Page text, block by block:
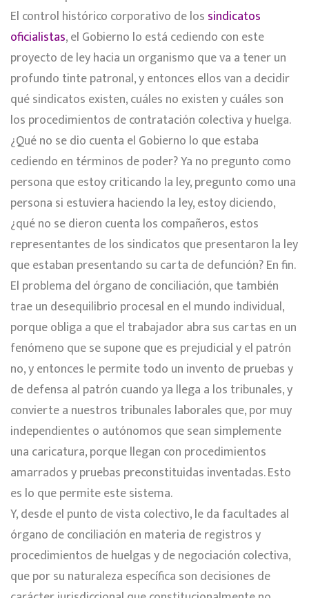
El control histórico corporativo de los sindicatos
oficialistas, el Gobierno lo está cediendo con este
proyecto de ley hacia un organismo que va a tener un
profundo tinte patronal, y entonces ellos van a decidir
qué sindicatos existen, cuáles no existen y cuáles son
los procedimientos de contratación colectiva y huelga.
¿Qué no se dio cuenta el Gobierno lo que estaba
cediendo en términos de poder? Ya no pregunto como
persona que estoy criticando la ley, pregunto como una
persona si estuviera haciendo la ley, estoy diciendo,
¿qué no se dieron cuenta los compañeros, estos
representantes de los sindicatos que presentaron la ley
que estaban presentando su carta de defunción? En fin.
El problema del órgano de conciliación, que también
trae un desequilibrio procesal en el mundo individual,
porque obliga a que el trabajador abra sus cartas en un
fenómeno que se supone que es prejudicial y el patrón
no, y entonces le permite todo un invento de pruebas y
de defensa al patrón cuando ya llega a los tribunales, y
convierte a nuestros tribunales laborales que, por muy
independientes o autónomos que sean simplemente
una caricatura, porque llegan con procedimientos
amarrados y pruebas preconstituidas inventadas. Esto
es lo que permite este sistema.
Y, desde el punto de vista colectivo, le da facultades al
órgano de conciliación en materia de registros y
procedimientos de huelgas y de negociación colectiva,
que por su naturaleza específica son decisiones de